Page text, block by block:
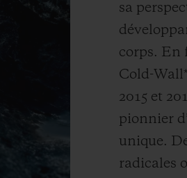
sa
corps. En
Cold-
2015 et
pionnier
unique.
radicales